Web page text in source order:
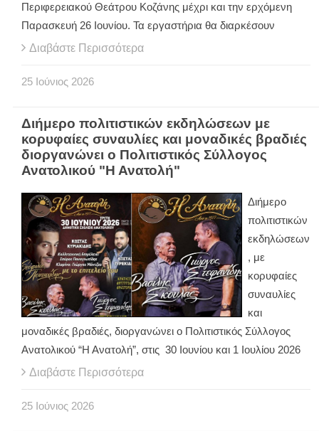
Περιφερειακού Θεάτρου Κοζάνης μέχρι και την ερχόμενη
Παρασκευή 26 Ιουνίου. Τα εργαστήρια θα διαρκέσουν
Διαβάστε Περισσότερα
25 Ιούνιος 2026
Διήμερο πολιτιστικών εκδηλώσεων με
κορυφαίες συναυλίες και μοναδικές βραδιές
διοργανώνει ο Πολιτιστικός Σύλλογος
Ανατολικού "Η Ανατολή"
Διήμερο
πολιτιστικών
εκδηλώσεων
, με
κορυφαίες
συναυλίες
και
μοναδικές βραδιές, διοργανώνει ο Πολιτιστικός Σύλλογος
Ανατολικού “Η Ανατολή”, στις 30 Ιουνίου και 1 Ιουλίου 2026
Διαβάστε Περισσότερα
25 Ιούνιος 2026